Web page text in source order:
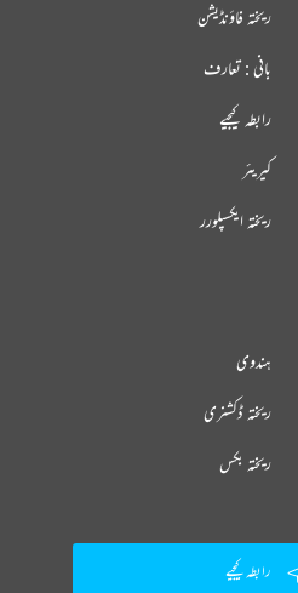
ریختہ فاؤنڈیشن
بانی : تعارف
رابطہ کیجیے
کیریئر
ریختہ ایکسپلورر
ہندوی
ریختہ ڈکشنری
ریختہ بکس
رابطہ کیجیے